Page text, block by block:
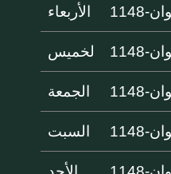
الأربعاء
لخميس
الجمعة
السبت